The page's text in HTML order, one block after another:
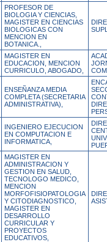
PROFESOR DE
BIOLOGIA Y CIENCIAS,
MAGISTER EN CIENCIAS
BIOLOGICAS CON
MENCION EN
BOTANICA.,
MAGISTER EN
EDUCACION, MENCION
CURRICULO, ABOGADO,
ENSEÑANZA MEDIA
COMPLETA (SECRETARIA
ADMINISTRATIVA),
INGENIERO EJECUCION
EN COMPUTACION E
INFORMATICA,
MAGISTER EN
ADMINISTRACION Y
GESTION EN SALUD,
TECNOLOGO MEDICO,
MENCION
MORFOFISIOPATOLOGIA
Y CITODIAGNOSTICO,
MAGISTER EN
DESARROLLO
CURRICULAR Y
PROYECTOS
EDUCATIVOS,